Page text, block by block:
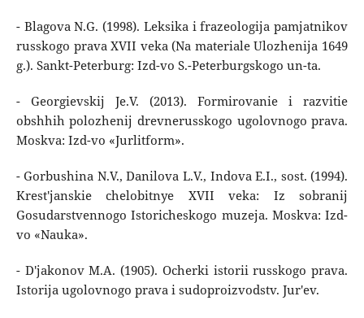
- Blagova N.G. (1998). Leksika i frazeologija pamjatnikov
russkogo prava XVII veka (Na materiale Ulozhenija 1649
g.). Sankt-Peterburg: Izd-vo S.-Peterburgskogo un-ta.
- Georgievskij Je.V. (2013). Formirovanie i razvitie
obshhih polozhenij drevnerusskogo ugolovnogo prava.
Moskva: Izd-vo «Jurlitform».
- Gorbushina N.V., Danilova L.V., Indova E.I., sost. (1994).
Krest'janskie chelobitnye XVII veka: Iz sobranij
Gosudarstvennogo Istoricheskogo muzeja. Moskva: Izd-
vo «Nauka».
- D'jakonov M.A. (1905). Ocherki istorii russkogo prava.
Istorija ugolovnogo prava i sudoproizvodstv. Jur'ev.